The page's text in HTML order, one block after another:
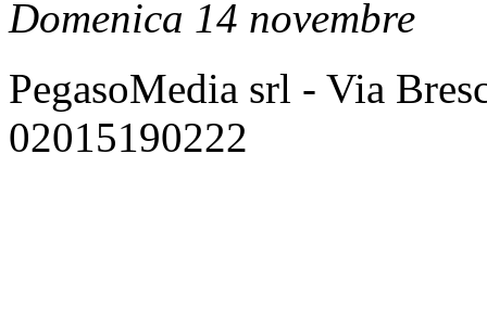
Domenica 14 novembre
PegasoMedia srl - Via
02015190222